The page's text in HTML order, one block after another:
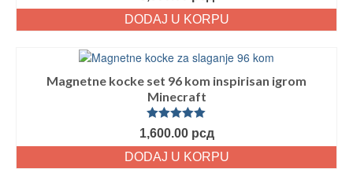
sa5.00 od
5
DODAJ U KORPU
Magnetne kocke set 96 kom inspirisan igrom
Minecraft
Ocenjeno
sa5.00 od
5
1,600.00 рсд
DODAJ U KORPU